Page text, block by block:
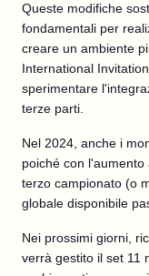
Queste modifiche
fondamentali per
creare un ambiente
International
sperimentare
terze parti.
Nel 2024, anche i
poiché con
terzo campionato (o
globale disponibile
Nei prossimi giorni,
verrà gestito il set 11